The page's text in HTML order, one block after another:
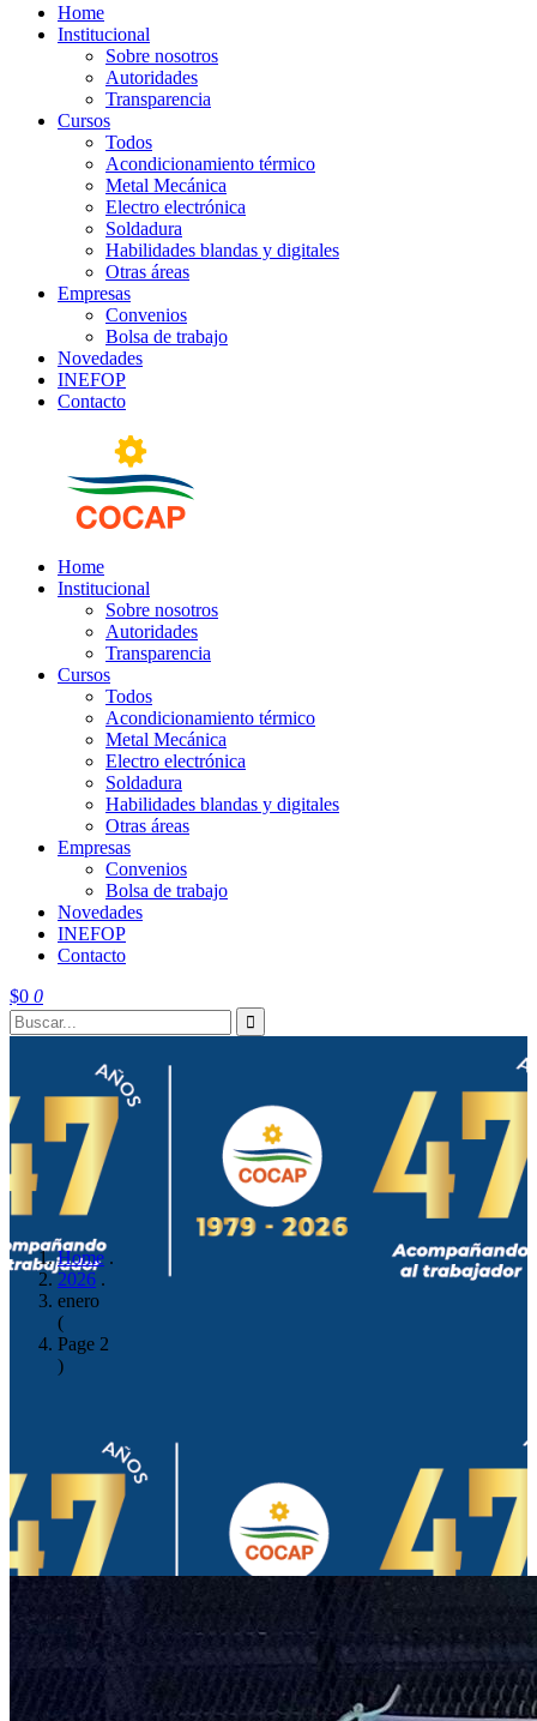
Home
Institucional
Sobre nosotros
Autoridades
Transparencia
Cursos
Todos
Acondicionamiento térmico
Metal Mecánica
Electro electrónica
Soldadura
Habilidades blandas y digitales
Otras áreas
Empresas
Convenios
Bolsa de trabajo
Novedades
INEFOP
Contacto
Home
Institucional
Sobre nosotros
Autoridades
Transparencia
Cursos
Todos
Acondicionamiento térmico
Metal Mecánica
Electro electrónica
Soldadura
Habilidades blandas y digitales
Otras áreas
Empresas
Convenios
Bolsa de trabajo
Novedades
INEFOP
Contacto
$0 0
Home.
2026 .
enero
(
Page 2
)